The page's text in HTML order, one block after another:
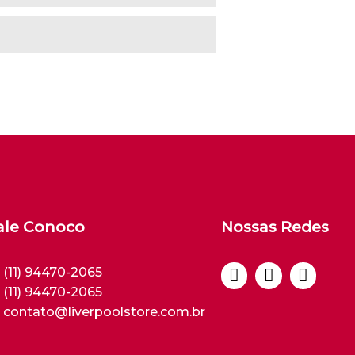
Conoco
(11) 94470-2065
(11) 94470-2065
contato@liverpoolstore.com.br
Nossas Redes